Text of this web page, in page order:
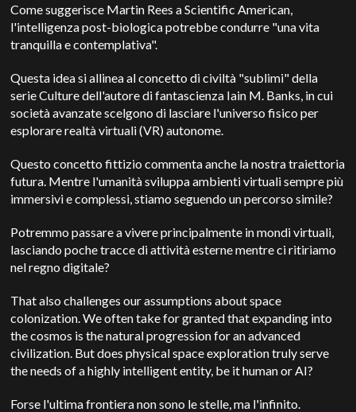
Come suggerisce Martin Rees a Scientific American,
l'intelligenza post-biologica potrebbe condurre "una vita
tranquilla e contemplativa".
Questa idea si allinea al concetto di civiltà "sublimi" della
serie Culture dell'autore di fantascienza Iain M. Banks, in cui
società avanzate scelgono di lasciare l'universo fisico per
esplorare realtà virtuali (VR) autonome.
Questo concetto fittizio commenta anche la nostra traiettoria
futura. Mentre l'umanità sviluppa ambienti virtuali sempre più
immersivi e complessi, stiamo seguendo un percorso simile?
Potremmo passare a vivere principalmente in mondi virtuali,
lasciando poche tracce di attività esterne mentre ci ritiriamo
nel regno digitale?
That also challenges our assumptions about space
colonization. We often take for granted that expanding into
the cosmos is the natural progression for an advanced
civilization. But does physical space exploration truly serve
the needs of a highly intelligent entity, be it human or AI?
Forse l'ultima frontiera non sono le stelle, ma l'infinito.